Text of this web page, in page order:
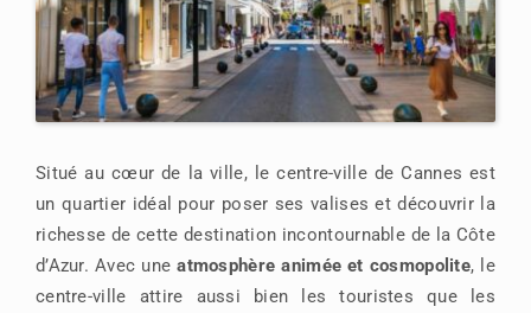
Situé au cœur de la ville, le centre-ville de Cannes est
un quartier idéal pour poser ses valises et découvrir la
richesse de cette destination incontournable de la Côte
d’Azur. Avec uneatmosphère animée et cosmopolite, le
centre-ville attire aussi bien les touristes que les